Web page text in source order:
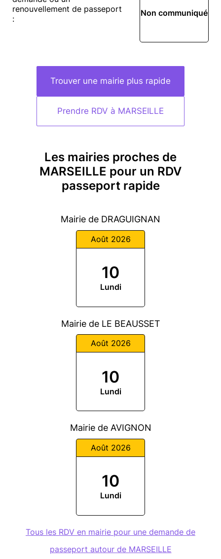
renouvellement de passeport
:
Non communiqué
Trouver une mairie plus rapide
Prendre RDV à MARSEILLE
Les mairies proches de
MARSEILLE pour un RDV
passeport rapide
Mairie de DRAGUIGNAN
Août 2026
10
Lundi
Mairie de LE BEAUSSET
Août 2026
10
Lundi
Mairie de AVIGNON
Août 2026
10
Lundi
Tous les RDV en mairie pour une demande de
passeport autour de MARSEILLE